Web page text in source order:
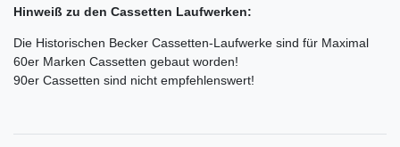
Hinweiß zu den Cassetten Laufwerken:
Die Historischen Becker Cassetten-Laufwerke sind für Maximal
60er Marken Cassetten gebaut worden!
90er Cassetten sind nicht empfehlenswert!